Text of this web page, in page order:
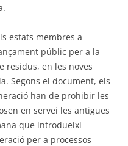
estats membres a
públic per a la
residus, en les noves
Segons el document, els
han de prohibir les
en servei les antigues
que introdueixi
per a processos